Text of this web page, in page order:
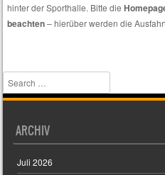
Themen
interessieren.
hinter der Sporthalle. Bitte die
beachten– hierüber werden die
Search
ARCHIV
Juli 2026